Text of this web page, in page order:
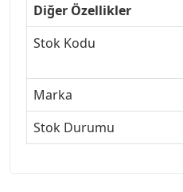
Diğer Özellikler
Stok Kodu
Marka
Stok Durumu